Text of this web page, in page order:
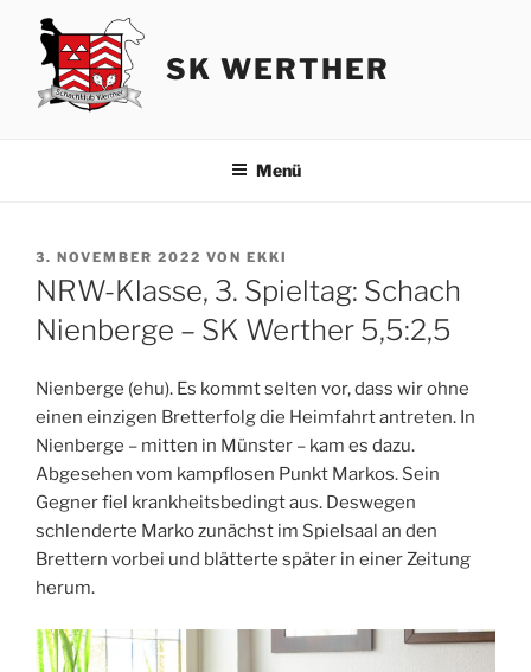
Inhalt
springen
SK WERTHER
Menü
VERÖFFENTLICHT
AM
3. NOVEMBER 2022 VON EKKI
NRW-Klasse, 3. Spieltag: Schach
Nienberge – SK Werther 5,5:2,5
Nienberge (ehu). Es kommt selten vor, dass wir ohne
einen einzigen Bretterfolg die Heimfahrt antreten. In
Nienberge – mitten in Münster – kam es dazu.
Abgesehen vom kampflosen Punkt Markos. Sein
Gegner fiel krankheitsbedingt aus. Deswegen
schlenderte Marko zunächst im Spielsaal an den
Brettern vorbei und blätterte später in einer Zeitung
herum.